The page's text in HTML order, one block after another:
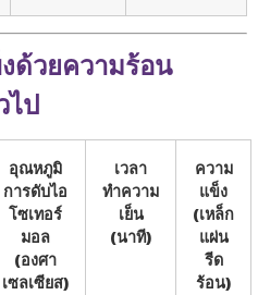
ด้วยความร้อน
ไป
อุณหภูมิ
การดับไอ
โซเทอร์
มอล
(องศา
เซลเซียส)
เวลา
ทำความ
เย็น
(นาที)
ความ
แข็ง
(เหล็ก
แผ่น
รีด
ร้อน)